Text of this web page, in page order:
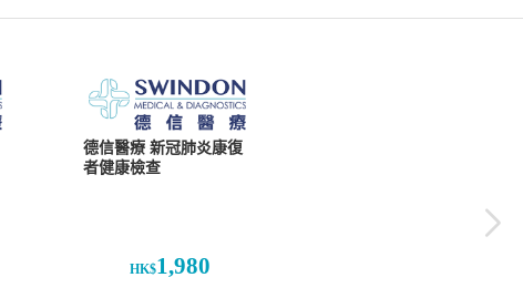
德信醫療 新冠肺炎康復
者健康檢查
HK$1,980